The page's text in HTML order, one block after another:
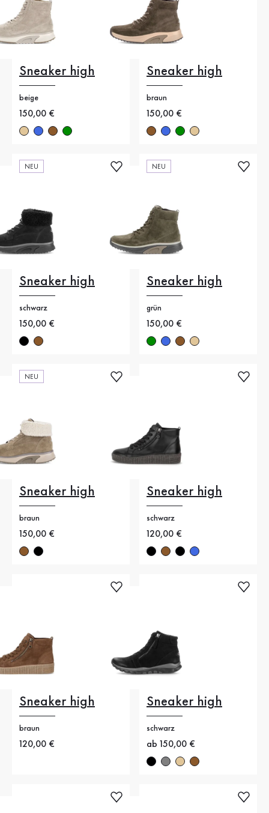
Sneaker high
beige
Neuer Preis
150,00 €
Sneaker high
braun
Neuer Preis
150,00 €
NEU
Sneaker high
schwarz
Neuer Preis
150,00 €
NEU
Sneaker high
grün
Neuer Preis
150,00 €
NEU
Sneaker high
braun
Neuer Preis
150,00 €
Sneaker high
schwarz
Neuer Preis
120,00 €
Sneaker high
braun
Neuer Preis
120,00 €
Sneaker high
schwarz
Neuer Preis
ab 150,00 €